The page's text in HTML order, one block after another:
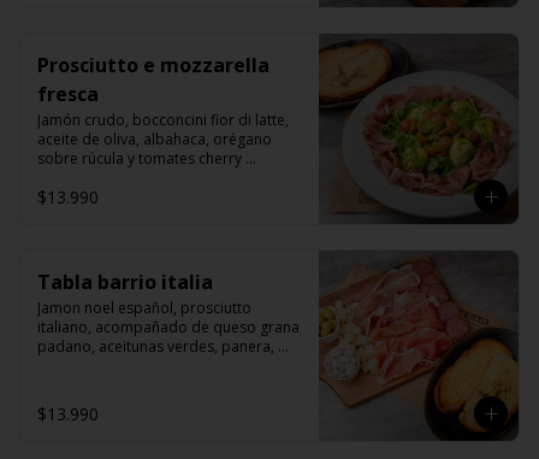
Prosciutto e mozzarella
fresca
Jamón crudo, bocconcini fior di latte,
aceite de oliva, albahaca, orégano
sobre rúcula y tomates cherry
$13.990
Tabla barrio italia
Jamon noel español, prosciutto
italiano, acompañado de queso grana
padano, aceitunas verdes, panera,
$13.990